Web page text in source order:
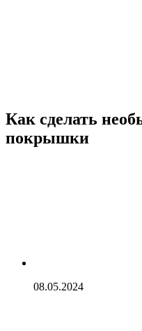
Как сделать
покрышки
08.05.2024